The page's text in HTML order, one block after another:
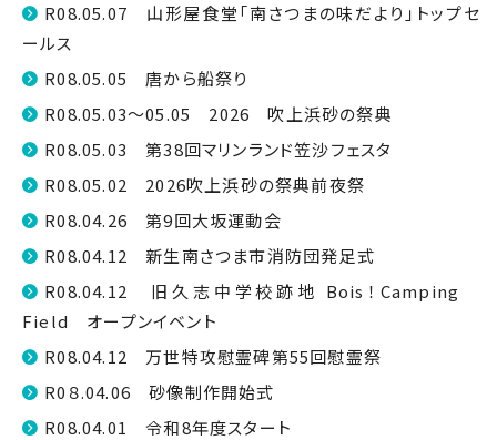
R08.05.07 山形屋食堂「南さつまの味だより」トップセ
ールス
R08.05.05 唐から船祭り
R08.05.03～05.05 2026 吹上浜砂の祭典
R08.05.03 第38回マリンランド笠沙フェスタ
R08.05.02 2026吹上浜砂の祭典前夜祭
R08.04.26 第9回大坂運動会
R08.04.12 新生南さつま市消防団発足式
R08.04.12 旧久志中学校跡地 Bois！Camping
Field オープンイベント
R08.04.12 万世特攻慰霊碑第55回慰霊祭
R0８.04.06 砂像制作開始式
R08.04.01 令和8年度スタート